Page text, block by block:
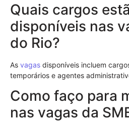
Quais cargos
disponíveis nas
do Rio?
As vagas disponíveis incluem
temporários e agentes
Como faço para
nas vagas da